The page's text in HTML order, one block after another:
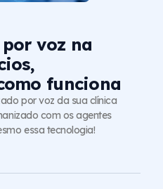
voz na
funciona
por voz da sua clínica
com os agentes
essa tecnologia!